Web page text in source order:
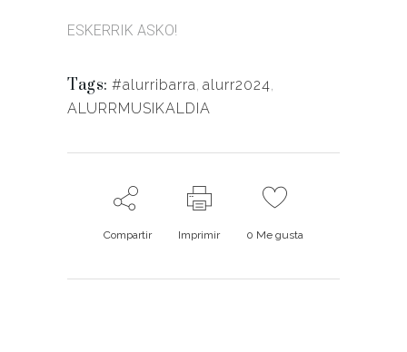
ESKERRIK ASKO!
Tags: #alurribarra alurr2024
ALURRMUSIKALDIA
Compartir Imprimir 0 Me gusta